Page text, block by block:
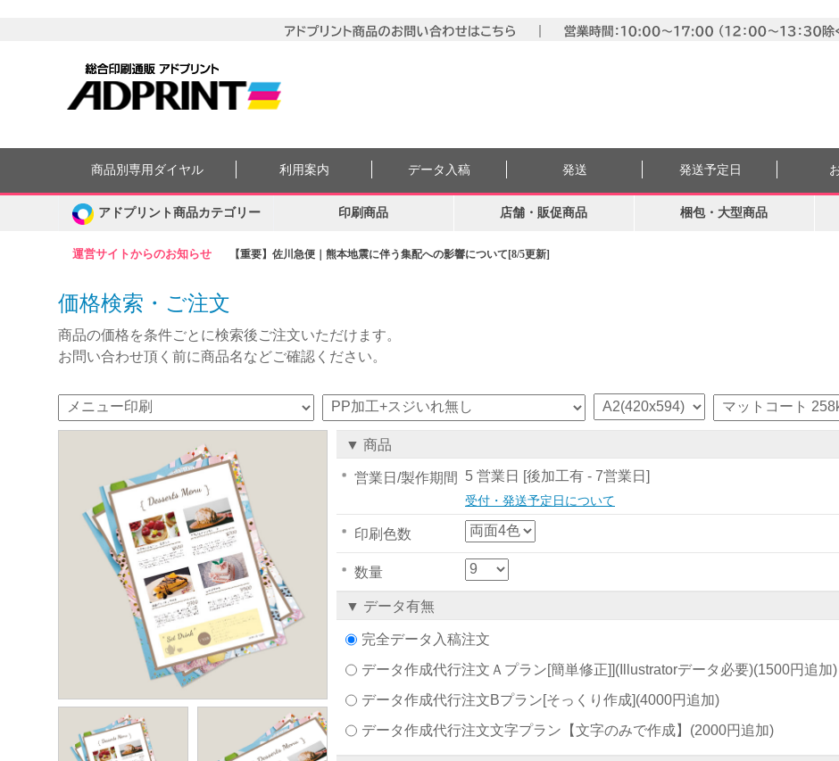
運営サイトからのお知らせ 【重要】佐川急便｜熊本地震に伴う集配への影響について[8/5更新]
商品別専用ダイヤル 利用案内 データ入稿 発送 発送予定日
アドプリント商品カテゴリー 印刷商品 店舗・販促商品 梱包・大型商品
価格検索・ご注文
商品の価格を条件ごとに検索後ご注文いただけます。
お問い合わせ頂く前に商品名などご確認ください。
▼ 商品
営業日/製作期間 5 営業日 [後加工有 - 7営業日]
受付・発送予定日について
印刷色数
数量
▼ データ有無
完全データ入稿注文
データ作成代行注文Ａプラン[簡単修正]](Illustratorデータ必要)(1500円追加)
データ作成代行注文Bプラン[そっくり作成](4000円追加)
データ作成代行注文文字プラン【文字のみで作成】 (2000円追加)